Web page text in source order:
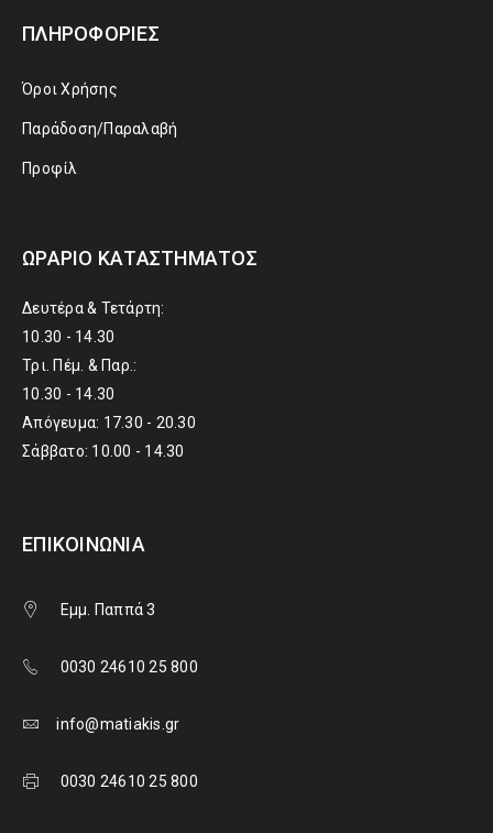
ΠΛΗΡΟΦΟΡΊΕΣ
Όροι Χρήσης
Παράδοση/Παραλαβή
Προφίλ
ΩΡΆΡΙΟ ΚΑΤΑΣΤΉΜΑΤΟΣ
Δευτέρα & Τετάρτη:
10.30 - 14.30
Τρι. Πέμ. & Παρ.:
10.30 - 14.30
Απόγευμα: 17.30 - 20.30
Σάββατο: 10.00 - 14.30
ΕΠΙΚΟΙΝΩΝΊΑ
Εμμ. Παππά 3
0030 24610 25 800
info@matiakis.gr
0030 24610 25 800